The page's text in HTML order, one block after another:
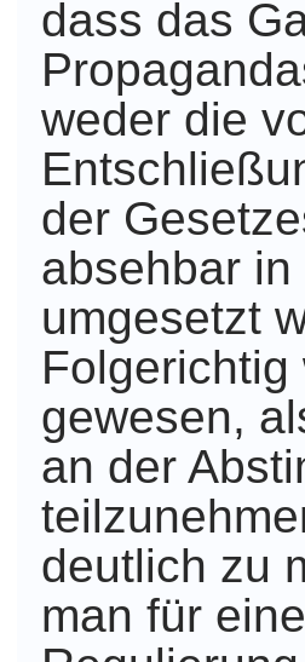
dass das
weder die
der
absehbar
umgesetzt
gewesen,
an der
deutlich zu
man für